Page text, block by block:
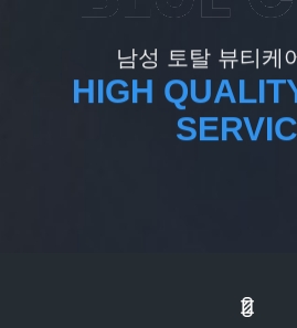
남성 토탈 뷰티케
HIGH